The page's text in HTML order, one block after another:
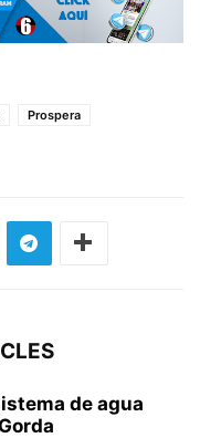
Prospera
de agua